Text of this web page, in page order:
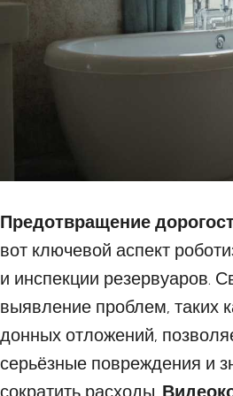
Предотвращение
вот ключевой аспект
и инспекции резервуаров.
выявление проблем, таких
донных отложений,
серьёзные повреждения и
сократить расходы.